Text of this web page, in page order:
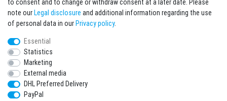
honey
I hereby confirm that I have read thePrivacy policy
time.**
* Mandatory field
to consent and to change or withdraw consent at a later date. Please
note ourLegal disclosure and additional information regarding the use
of personal data in ourPrivacy policy.
Essential
Statistics
Marketing
External media
DHL Preferred Delivery
PayPal